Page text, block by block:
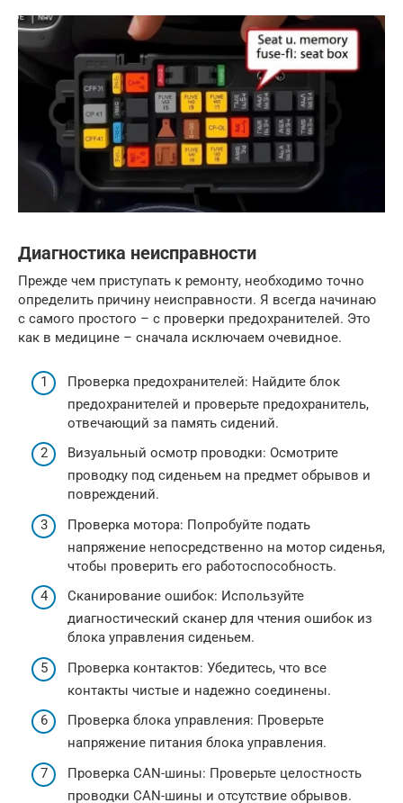
Диагностика неисправности
Прежде чем приступать к ремонту, необходимо точно
определить причину неисправности. Я всегда начинаю
с самого простого – с проверки предохранителей. Это
как в медицине – сначала исключаем очевидное.
Проверка предохранителей: Найдите блок
предохранителей и проверьте предохранитель,
отвечающий за память сидений.
Визуальный осмотр проводки: Осмотрите
проводку под сиденьем на предмет обрывов и
повреждений.
Проверка мотора: Попробуйте подать
напряжение непосредственно на мотор сиденья,
чтобы проверить его работоспособность.
Сканирование ошибок: Используйте
диагностический сканер для чтения ошибок из
блока управления сиденьем.
Проверка контактов: Убедитесь, что все
контакты чистые и надежно соединены.
Проверка блока управления: Проверьте
напряжение питания блока управления.
Проверка CAN-шины: Проверьте целостность
проводки CAN-шины и отсутствие обрывов.